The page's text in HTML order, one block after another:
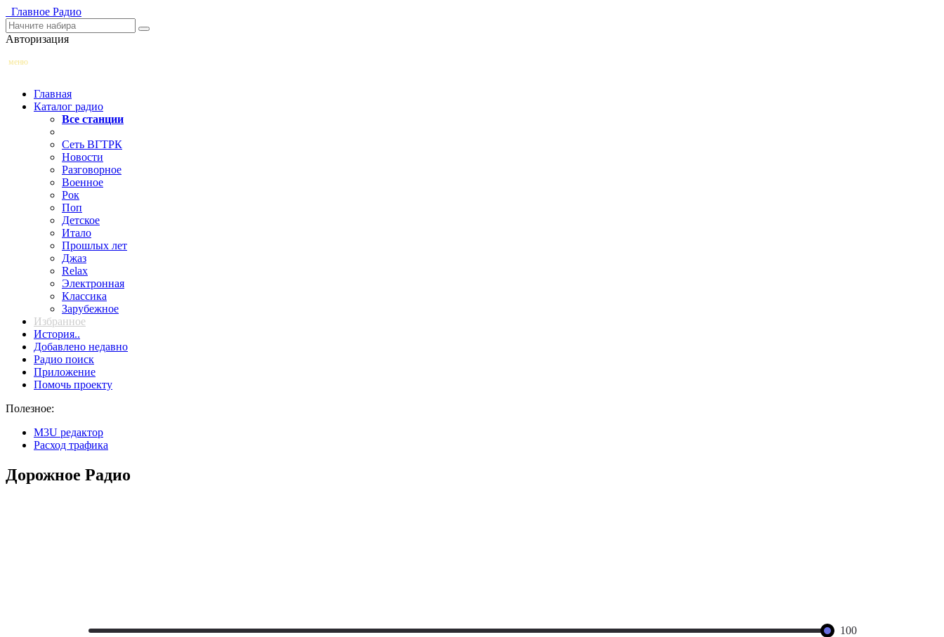
Главное Радио
Авторизация
меню
Главная
Каталог радио
Все станции
Сеть ВГТРК
Новости
Разговорное
Военное
Рок
Поп
Детское
Итало
Прошлых лет
Джаз
Relax
Электронная
Классика
Зарубежное
Избранное
История..
Добавлено недавно
Радио поиск
Приложение
Помочь проекту
Полезное:
M3U редактор
Расход трафика
Дорожное Радио
100